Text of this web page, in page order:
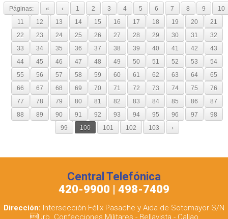
Páginas: « ‹ 1 2 3 4 5 6 7 8 9
10
11
12 13 14 15 16 17 18 19 20
21
22
23 24 25 26 27 28 29 30 31
32
33
34 35 36 37 38 39 40 41 42
43
44
45 46 47 48 49 50 51 52 53
54
55
56 57 58 59 60 61 62 63 64
65
66
67 68 69 70 71 72 73 74 75
76
77
78 79 80 81 82 83 84 85 86
87
88
89 90 91 92 93 94 95 96 97
98
99
100 101 102 103 ›
Central Telefónica
420-9900 | 498-7409
Dirección: Intersección Félix Pasache y Aida de Sotomayor S/N
Urb. Confecciones Militares - Bellavista - Callao